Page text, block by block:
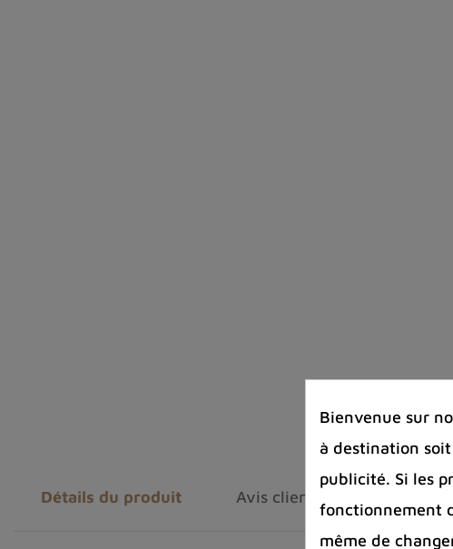
Détails du produit Avis clients
Bienvenue sur
à destination
publicité. Si les
fonctionnement
même de